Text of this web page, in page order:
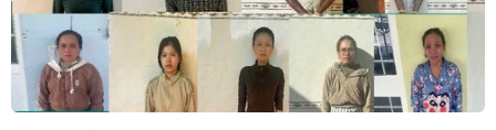
Christmas & Happy New Year” sẽ được ra mắt vào
đúng dịp lễ Giáng Sinh 2015 và năm mới 2016.